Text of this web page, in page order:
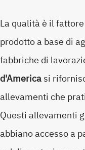
La qualità è il
prodotto a base di
fabbriche di
d'Americasi
allevamenti che
Questi allevamenti
abbiano accesso a